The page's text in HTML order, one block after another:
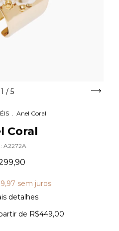
1 / 5
Anel Coral
Coral
A2272A
sem juros
detalhes
de R$449,00